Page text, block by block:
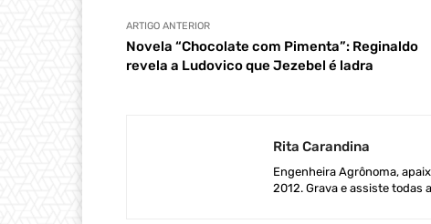
ARTIGO ANTERIOR
Novela “Chocolate com Pimenta”: Reginaldo
revela a Ludovico que Jezebel é ladra
Rita Carandina
Engenheira Agrônoma,
2012. Grava e assiste todas